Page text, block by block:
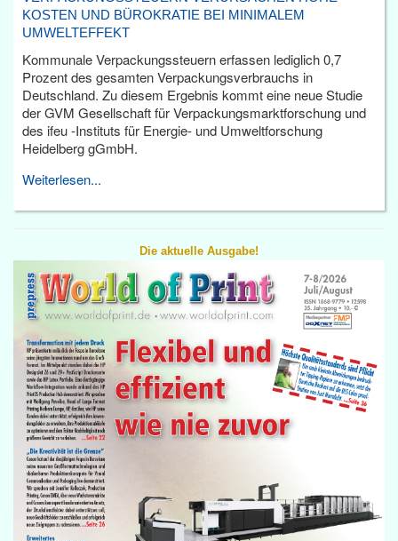
KOSTEN UND BÜROKRATIE BEI MINIMALEM
UMWELTEFFEKT
Kommunale Verpackungssteuern erfassen lediglich 0,7
Prozent des gesamten Verpackungsverbrauchs in
Deutschland. Zu diesem Ergebnis kommt eine neue Studie
der GVM Gesellschaft für Verpackungsmarktforschung und
des ifeu -Instituts für Energie- und Umweltforschung
Heidelberg gGmbH.
Weiterlesen...
Die aktuelle Ausgabe!